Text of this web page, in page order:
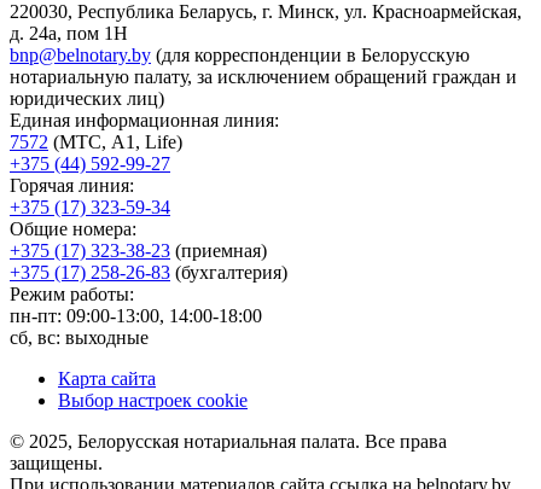
220030, Республика Беларусь, г. Минск, ул. Красноармейская,
д. 24а, пом 1Н
bnp@belnotary.by (для корреспонденции в Белорусскую
нотариальную палату, за исключением обращений граждан и
юридических лиц)
Единая информационная линия:
7572 (МТС, A1, Life)
+375 (44) 592-99-27
Горячая линия:
+375 (17) 323-59-34
Общие номера:
+375 (17) 323-38-23 (приемная)
+375 (17) 258-26-83 (бухгалтерия)
Режим работы:
пн-пт: 09:00-13:00, 14:00-18:00
сб, вс: выходные
Карта сайта
Выбор настроек cookie
© 2025, Белорусская нотариальная палата. Все права
защищены.